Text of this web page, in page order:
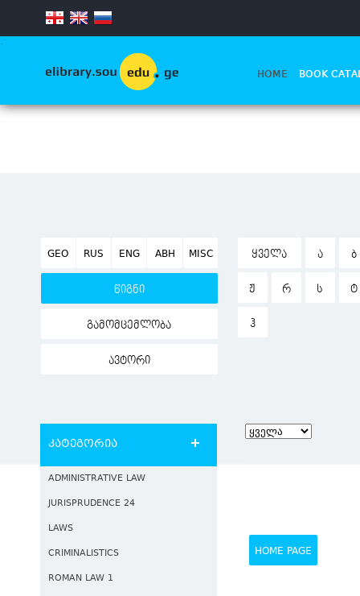
.
HOME BOOK
GEO RUS ENG ABH MISC
წიგნი
გამომცემლობა
ავტორი
ᲧᲕᲔᲚᲐ Ა Ბ
Ჟ Რ Ს Ტ
Ჰ
კატეგორია
ADMINISTRATIVE LAW
JURISPRUDENCE 24
LAWS
CRIMINALISTICS
ROMAN LAW 1
HOME PAGE